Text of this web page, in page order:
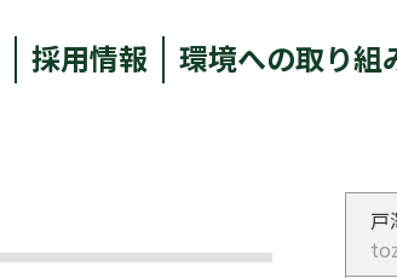
採用情報 環境への取り組
戸